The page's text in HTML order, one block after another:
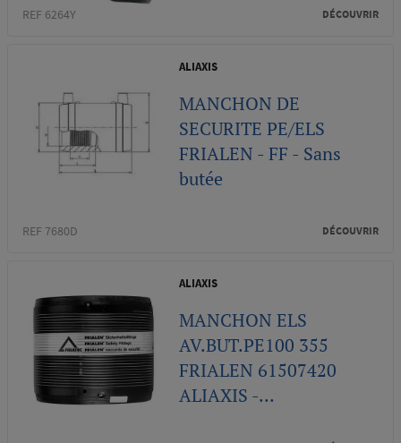
REF 6264Y DÉCOUVRIR
ALIAXIS
MANCHON DE
SECURITE PE/ELS
FRIALEN - FF - Sans
butée
REF 7680D DÉCOUVRIR
ALIAXIS
MANCHON ELS
AV.BUT.PE100 355
FRIALEN 61507420
ALIAXIS -...